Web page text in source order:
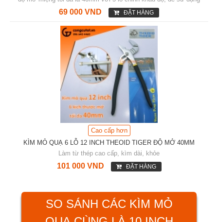
69 000 VND ĐẶT HÀNG
Cao cấp hơn
KÌM MỎ QUẠ 6 LỖ 12 INCH THEOID TIGER ĐỘ MỞ 40MM
Làm từ thép cao cấp, kìm dài, khỏe
101 000 VND ĐẶT HÀNG
SO SÁNH CÁC KÌM MỎ